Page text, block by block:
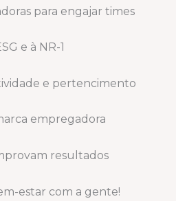
para engajar times
e à NR-1
e pertencimento
empregadora
resultados
estar com a gente!